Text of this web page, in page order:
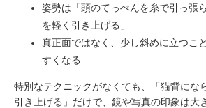
姿勢は「頭のてっぺんを糸で引っ張
を軽く引き上げる」
真正面ではなく、少し斜めに立つこ
すくなる
特別なテクニックがなくても、「猫背にな
引き上げる」だけで、鏡や写真の印象は大